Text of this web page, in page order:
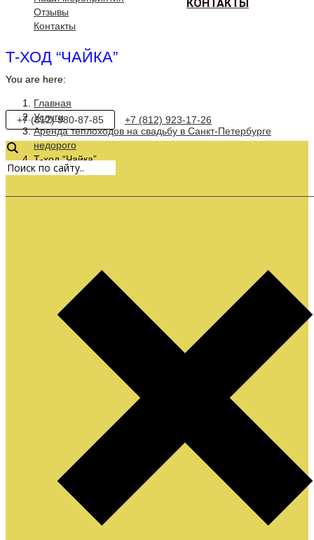
КОНТАКТЫ
Отзывы
Контакты
Т-ХОД “ЧАЙКА”
You are here:
Главная
Услуги
Аренда теплоходов на свадьбу в Санкт-Петербурге
недорого
Т-ход “Чайка”
+7 (812) 980-87-85 +7 (812) 923-17-26